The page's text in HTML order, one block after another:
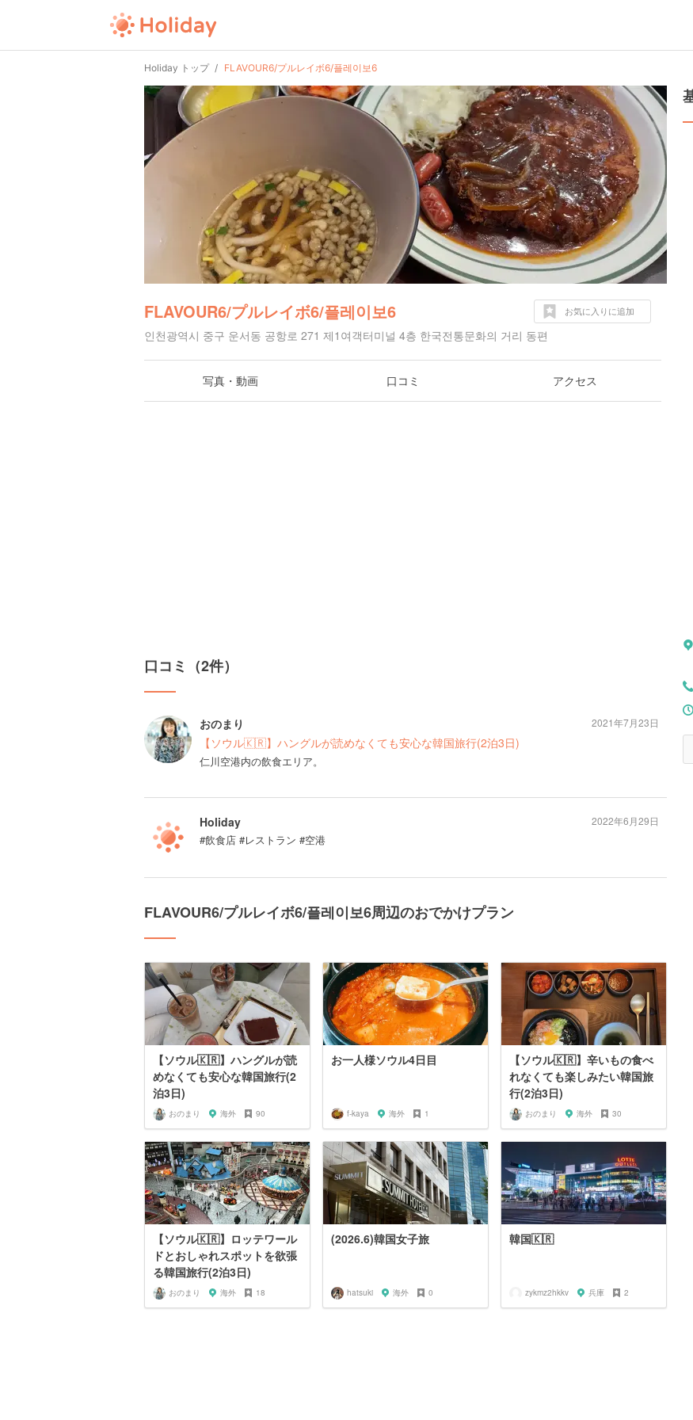
Holiday トップ FLAVOUR6/プルレイボ6/플레이보6
FLAVOUR6/プルレイボ6/플레이보6
인천광역시 중구 운서동 공항로 271 제1여객터미널 4층 한국전통문화의 거리 동편
お気に入りに追加
写真・動画 口コミ アクセス
口コミ（2件）
おのまり
【ソウル🇰🇷】ハングルが読めなくても安心な韓国旅行(2泊3日)
仁川空港内の飲食エリア。
2021年7月23日
Holiday
#飲食店 #レストラン #空港
2022年6月29日
FLAVOUR6/プルレイボ6/플레이보6周辺のおでかけプラン
【ソウル🇰🇷】ハングルが読
めなくても安心な韓国旅行(2
泊3日)
おのまり 海外 90
お一人様ソウル4日目
f-kaya 海外 1
【ソウル🇰🇷】辛いもの食べ
れなくても楽しみたい韓国旅
行(2泊3日)
おのまり 海外 30
【ソウル🇰🇷】ロッテワール
ドとおしゃれスポットを欲張
る韓国旅行(2泊3日)
おのまり 海外 18
(2026.6)韓国女子旅
hatsuki 海外 0
韓国🇰🇷
zykmz2hkkv 兵庫 2